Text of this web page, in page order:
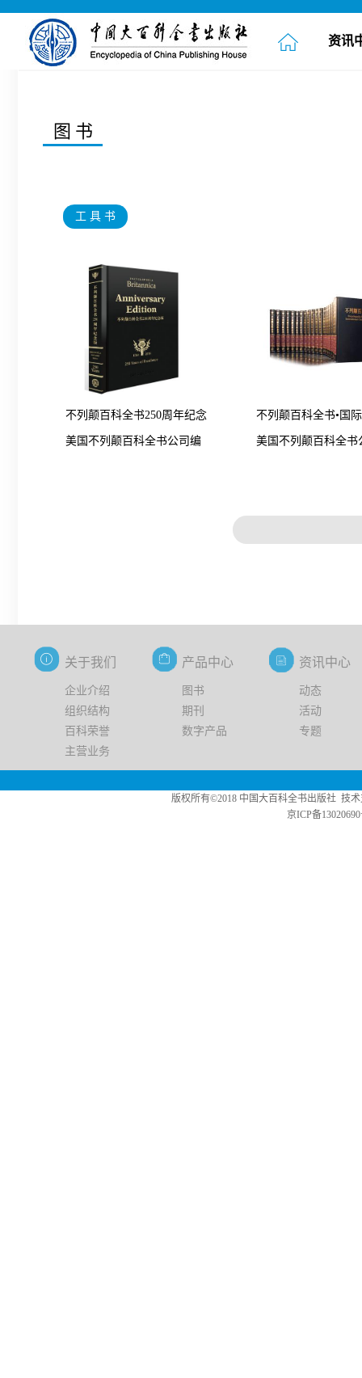
资讯
图书
工 具 书
不列颠百科全书250周年纪念
版
美国不列颠百科全书公司编
不列颠百科全书•国
（修订版）
美国不列颠百科全书
文版编辑部编译
关于我们 产品中心 资讯中心
企业介绍 图书
动态
组织结构
期刊
活动
百科荣誉
数字产品
专题
主营业务
版权所有©2018 中国大百科全书出版社 技术
京ICP备